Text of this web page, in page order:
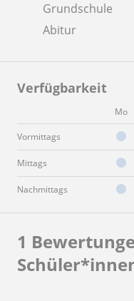
Grundschule
Abitur
Verfügbarkeit
Mo
Vormittags
Mittags
Nachmittags
1